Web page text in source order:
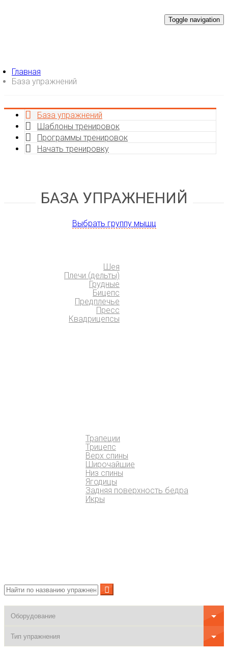
Toggle navigation
Главная
База упражнений
База упражнений
Шаблоны тренировок
Программы тренировок
Начать тренировку
БАЗА УПРАЖНЕНИЙ
Выбрать группу мышц
Шея
Плечи (дельты)
Грудные
Бицепс
Предплечье
Пресс
Квадрицепсы
Трапеции
Трицепс
Верх спины
Широчайшие
Низ спины
Ягодицы
Задняя поверхность бедра
Икры